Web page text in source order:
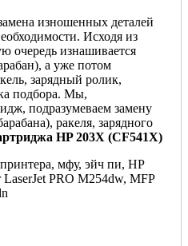
изношенных деталей
Исходя из
очередь изнашивается
а уже потом
зарядный ролик,
подбора. Мы,
подразумеваем замену
ракеля, зарядного
HP 203X (CF541X)
мфу, эйч пи, HP
PRO M254dw, MFP